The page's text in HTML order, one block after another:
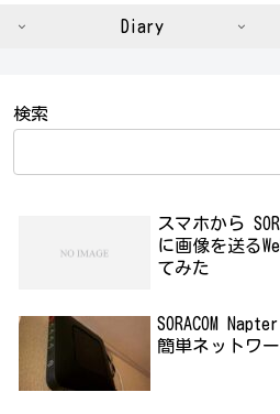
Diary
検索
スマホから
に画像を送る
てみた
SORACOM
簡単ネットワ